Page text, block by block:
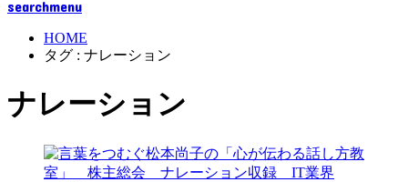
searchmenu
HOME
タグ : ナレーション
ナレーション